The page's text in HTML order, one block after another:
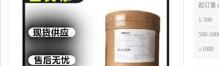
起订量
1-500
500-
≥1000